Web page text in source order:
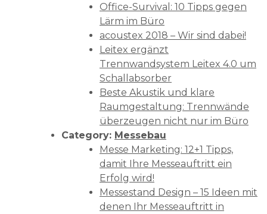
Office-Survival: 10 Tipps gegen
Lärm im Büro
acoustex 2018 – Wir sind dabei!
Leitex ergänzt
Trennwandsystem Leitex 4.0 um
Schallabsorber
Beste Akustik und klare
Raumgestaltung: Trennwände
überzeugen nicht nur im Büro
Category: Messebau
Messe Marketing: 12+1 Tipps,
damit Ihre Messeauftritt ein
Erfolg wird!
Messestand Design – 15 Ideen mit
denen Ihr Messeauftritt in